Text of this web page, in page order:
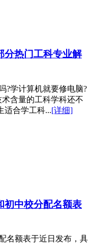
分热门工科专业解
?学计算机就要修电脑?
含量的工科学科还不
适合学工科...[详细]
初中校分配名额表
名额表于近日发布，具